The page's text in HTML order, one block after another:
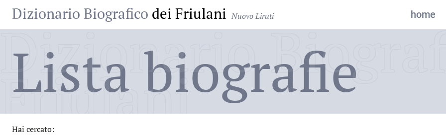
Dizionario Biografico dei Friulani Nuovo Liruti home
Dizionario
Friulani
Lista biografie
Hai cercato: